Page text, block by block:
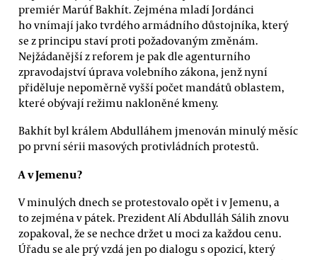
premiér Marúf Bakhít. Zejména mladí Jordánci
ho vnímají jako tvrdého armádního důstojníka, který
se z principu staví proti požadovaným změnám.
Nejžádanější z reforem je pak dle agenturního
zpravodajství úprava volebního zákona, jenž nyní
přiděluje nepoměrně vyšší počet mandátů oblastem,
které obývají režimu nakloněné kmeny.
Bakhít byl králem Abdulláhem jmenován minulý měsíc
po první sérii masových protivládních protestů.
A v Jemenu?
V minulých dnech se protestovalo opět i v Jemenu, a
to zejména v pátek. Prezident Alí Abdulláh Sálih znovu
zopakoval, že se nechce držet u moci za každou cenu.
Úřadu se ale prý vzdá jen po dialogu s opozicí, který